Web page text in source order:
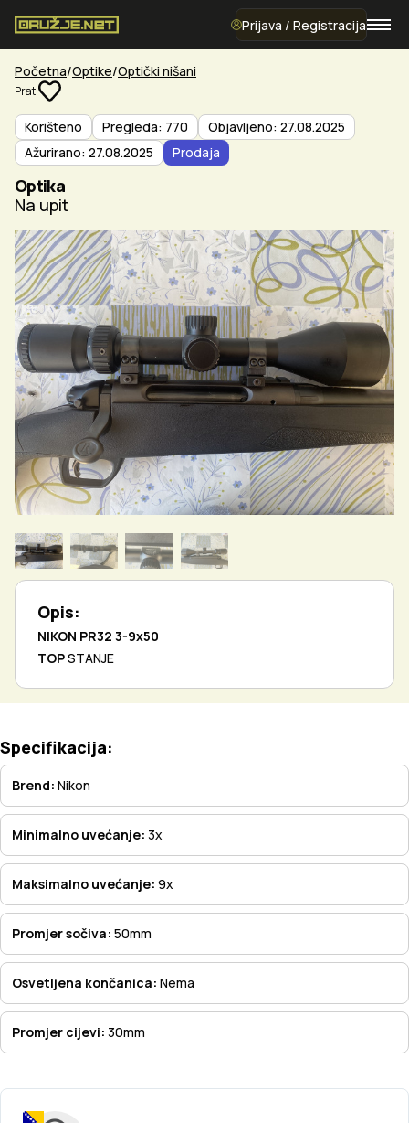
Prijava / Registracija
Početna Optike Optički nišani
Prati
Korišteno Pregleda: 770
Objavljeno: 27.08.2025
Ažurirano: 27.08.2025
Prodaja
Optika
Na upit
Opis:
NIKON PR32 3-9x50
TOPSTANJE
Specifikacija:
Brend: Nikon
Minimalno uvećanje: 3x
Maksimalno uvećanje: 9x
Promjer sočiva: 50mm
Osvetljena končanica: Nema
Promjer cijevi: 30mm